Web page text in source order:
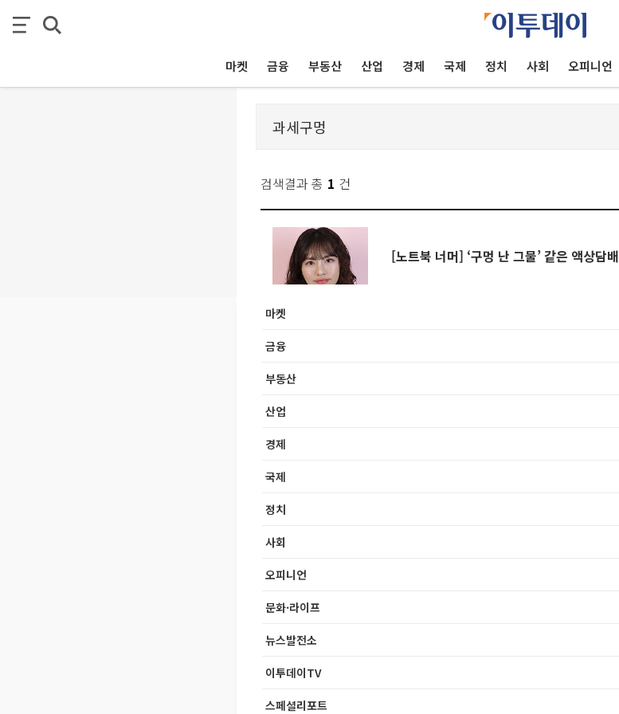
마켓 금융 부동산 산업 경제 국제 정치 사회 오피니언
검색결과 총 1 건
[노트북 너머] ‘구멍 난 그물’ 같은 액상담
마켓
금융
부동산
산업
경제
국제
정치
사회
오피니언
문화·라이프
뉴스발전소
이투데이TV
스페셜리포트